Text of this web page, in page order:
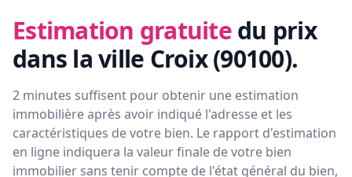
Estimation gratuite du prix
dans la ville Croix (90100).
2 minutes suffisent pour obtenir une estimation
immobilière après avoir indiqué l'adresse et les
caractéristiques de votre bien. Le rapport d'estimation
en ligne indiquera la valeur finale de votre bien
immobilier sans tenir compte de l'état général du bien,